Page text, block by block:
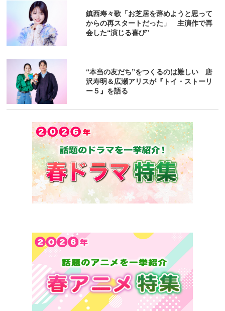
鎮西寿々歌「お芝居を辞めようと思って
からの再スタートだった」 主演作で再
会した“演じる喜び”
“本当の友だち”をつくるのは難しい 唐
沢寿明＆広瀬アリスが『トイ・ストーリ
ー５』を語る